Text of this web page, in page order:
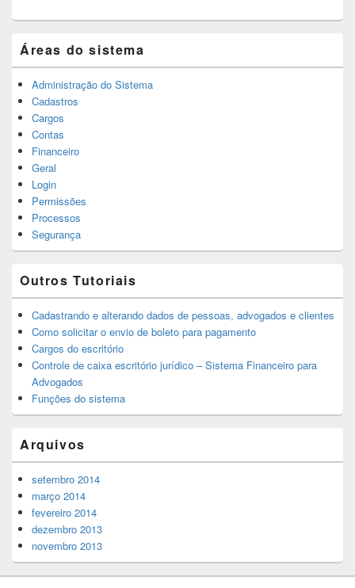
Áreas do sistema
Administração do Sistema
Cadastros
Cargos
Contas
Financeiro
Geral
Login
Permissões
Processos
Segurança
Outros Tutoriais
Cadastrando e alterando dados de pessoas, advogados e clientes
Como solicitar o envio de boleto para pagamento
Cargos do escritório
Controle de caixa escritório jurídico – Sistema Financeiro para
Advogados
Funções do sistema
Arquivos
setembro 2014
março 2014
fevereiro 2014
dezembro 2013
novembro 2013